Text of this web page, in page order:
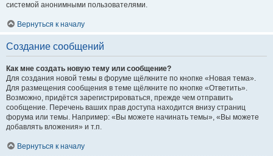
системой анонимными пользователями.
Вернуться к началу
Создание сообщений
Как мне создать новую тему или сообщение?
Для создания новой темы в форуме щёлкните по кнопке «Новая тема».
Для размещения сообщения в теме щёлкните по кнопке «Ответить».
Возможно, придётся зарегистрироваться, прежде чем отправить
сообщение. Перечень ваших прав доступа находится внизу страниц
форума или темы. Например: «Вы можете начинать темы», «Вы можете
добавлять вложения» и т.п.
Вернуться к началу